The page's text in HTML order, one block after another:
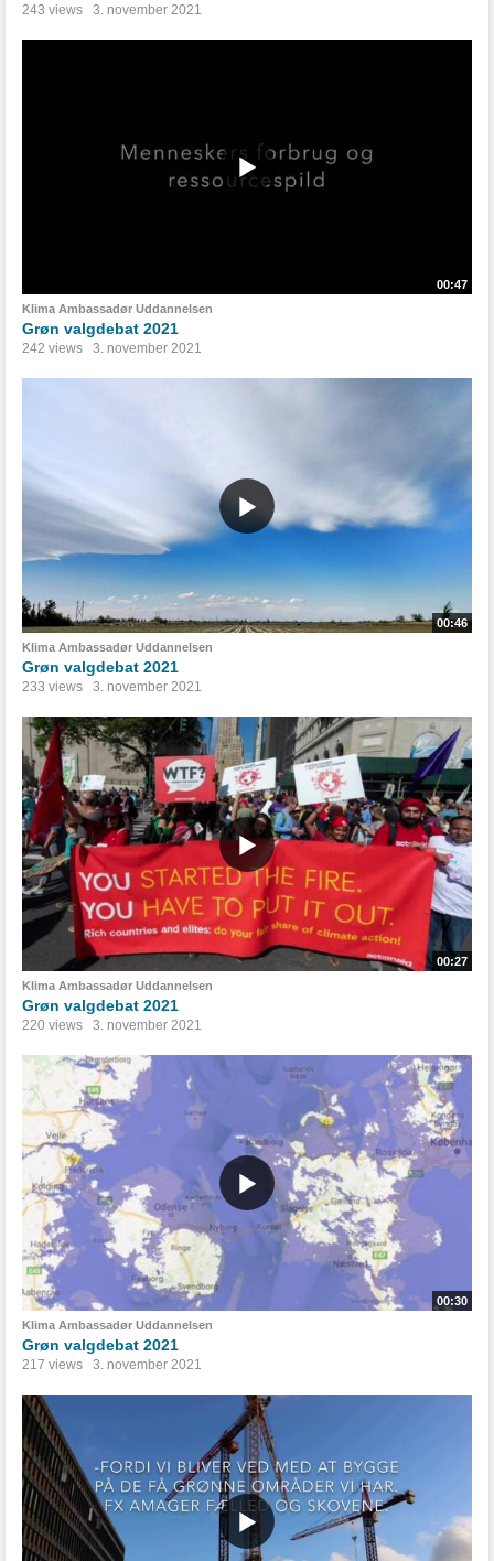
243 views 3. november 2021
00:47
Klima Ambassadør Uddannelsen
Grøn valgdebat 2021
242 views 3. november 2021
00:46
Klima Ambassadør Uddannelsen
Grøn valgdebat 2021
233 views 3. november 2021
00:27
Klima Ambassadør Uddannelsen
Grøn valgdebat 2021
220 views 3. november 2021
00:30
Klima Ambassadør Uddannelsen
Grøn valgdebat 2021
217 views 3. november 2021